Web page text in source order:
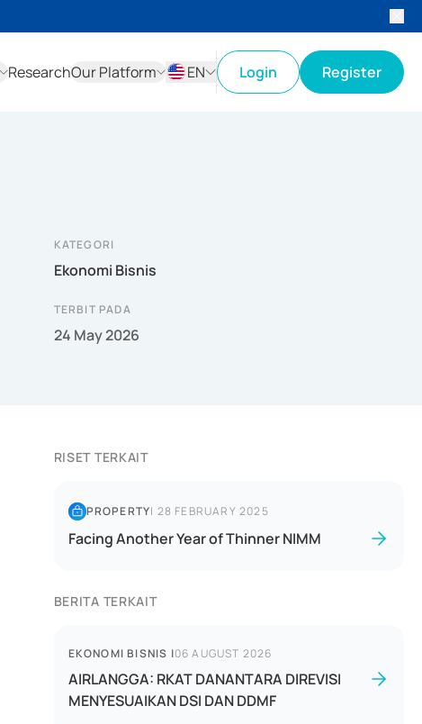
ResearchOur Platform
EN
Login Register
KATEGORI
Ekonomi Bisnis
TERBIT PADA
24 May 2026
RISET TERKAIT
PROPERTY| 28 FEBRUARY 2025
Facing Another Year of Thinner NIMM
BERITA TERKAIT
EKONOMI BISNIS |06 AUGUST 2026
AIRLANGGA: RKAT DANANTARA DIREVISI
MENYESUAIKAN DSI DAN DDMF